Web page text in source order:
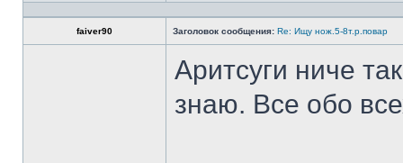
faiver90 Заголовок сообщения: Re: Ищу нож.5-8т.р.повар
Аритсуги ниче
знаю. Все обо